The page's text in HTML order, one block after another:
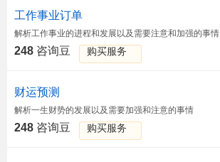
工作事业订单
解析工作事业的进程和发展以及需要注意和加强的事情
248 咨询豆 购买服务
财运预测
解析一生财势的发展以及需要加强和注意的事情
248 咨询豆 购买服务